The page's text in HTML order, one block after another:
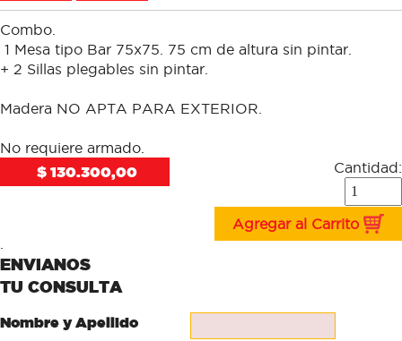
Combo.
1 Mesa tipo Bar 75x75. 75 cm de altura sin pintar.
+ 2 Sillas plegables sin pintar.
Madera NO APTA PARA EXTERIOR.
No requiere armado.
$ 130.300,00
Cantidad:
Agregar al Carrito
ENVIANOS
TU CONSULTA
Nombre y Apellido